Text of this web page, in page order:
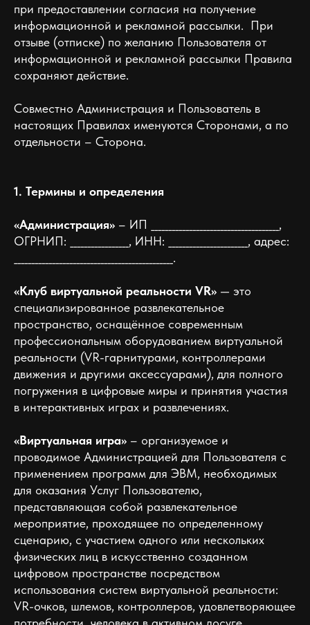
при предоставлении согласия на получение
информационной и рекламной рассылки. При
отзыве (отписке) по желанию Пользователя от
информационной и рекламной рассылки Правила
сохраняют действие.
Совместно Администрация и Пользователь в
настоящих Правилах именуются Сторонами, а по
отдельности – Сторона.
1. Термины и определения
«Администрация» – ИП _____________________________________,
ОГРНИП: _________________, ИНН: _______________________, адрес:
______________________________________________.
«Клуб виртуальной реальности VR» — это
специализированное развлекательное
пространство, оснащённое современным
профессиональным оборудованием виртуальной
реальности (VR-гарнитурами, контроллерами
движения и другими аксессуарами), для полного
погружения в цифровые миры и принятия участия
в интерактивных играх и развлечениях.
«Виртуальная игра» – организуемое и
проводимое Администрацией для Пользователя с
применением программ для ЭВМ, необходимых
для оказания Услуг Пользователю,
представляющая собой развлекательное
мероприятие, проходящее по определенному
сценарию, с участием одного или нескольких
физических лиц в искусственно созданном
цифровом пространстве посредством
использования систем виртуальной реальности:
VR-очков, шлемов, контроллеров, удовлетворяющее